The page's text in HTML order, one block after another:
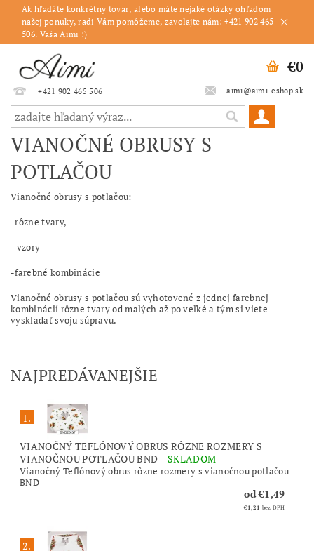
Ak hľadáte konkrétny tovar, alebo máte nejaké otázky ohľadom
našej ponuky, radi Vám pomôžeme, zavolajte nám: +421 902 465
506. Vaša Aimi :)
+421 902 465 506 aimi@aimi-eshop.sk
€0
VIANOČNÉ OBRUSY S
POTLAČOU
Vianočné obrusy s potlačou:
-rôzne tvary,
- vzory
-farebné kombinácie
Vianočné obrusy s potlačou sú vyhotovené z jednej farebnej
kombinácií rôzne tvary od malých až po veľké a tým si viete
vyskladať svoju súpravu.
NAJPREDÁVANEJŠIE
1.
VIANOČNÝ TEFLÓNOVÝ OBRUS RÔZNE ROZMERY S
VIANOČNOU POTLAČOU BND –SKLADOM
Vianočný Teflónový obrus rôzne rozmery s vianočnou potlačou
BND
od €1,49
€1,21 bez DPH
2.